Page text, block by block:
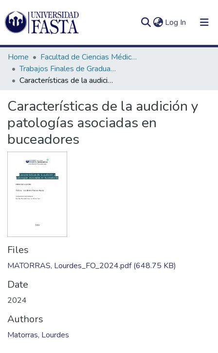
Log In (current)
Communities
&
Collections
All of DSpace
Statistics
In(current)
Home
Facultad de Ciencias Médicas
Trabajos Finales de Graduación de Licenciatura en Fonoaudiología
Características de la audición y patologías asociadas en buceadores
Características de la audición y
patologías asociadas en
buceadores
Files
MATORRAS, Lourdes_FO_2024.pdf(648.75 KB)
Date
2024
Authors
Matorras, Lourdes